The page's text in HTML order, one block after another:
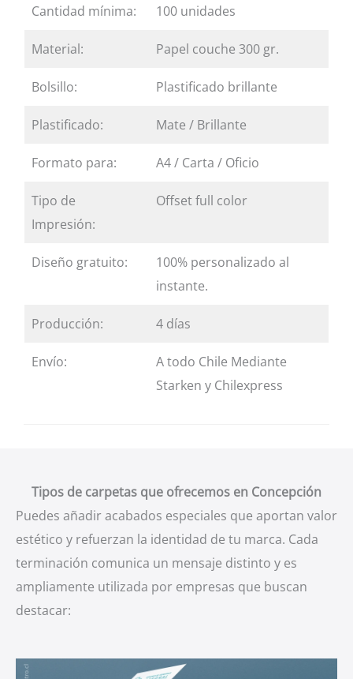
Cantidad mínima: 100 unidades
Material: Papel couche 300 gr.
Bolsillo: Plastificado brillante
Plastificado: Mate / Brillante
Formato para: A4 / Carta / Oficio
Tipo de
Impresión:
Offset full color
Diseño gratuito:
100% personalizado al
instante.
Producción: 4 días
Envío:
A todo Chile Mediante
Starken y Chilexpress
Tipos de carpetas que ofrecemos en Concepción
Puedes añadir acabados especiales que aportan valor
estético y refuerzan la identidad de tu marca. Cada
terminación comunica un mensaje distinto y es
ampliamente utilizada por empresas que buscan
destacar: